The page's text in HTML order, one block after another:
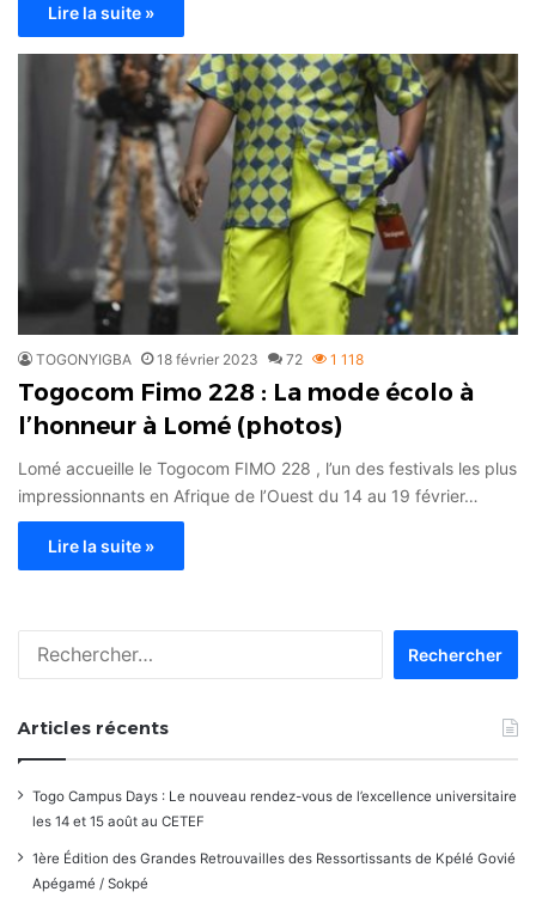
Lire la suite »
TOGONYIGBA 18 février 2023 72 1 118
Togocom Fimo 228 : La mode écolo à
l’honneur à Lomé (photos)
Lomé accueille le Togocom FIMO 228 , l’un des festivals les plus
impressionnants en Afrique de l’Ouest du 14 au 19 février…
Lire la suite »
Articles récents
Togo Campus Days : Le nouveau rendez-vous de l’excellence universitaire
les 14 et 15 août au CETEF
1ère Édition des Grandes Retrouvailles des Ressortissants de Kpélé Govié
Apégamé / Sokpé